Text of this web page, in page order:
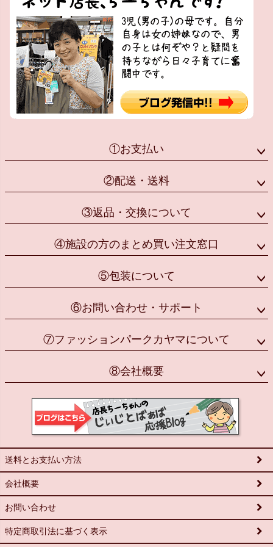
①お支払い
②配送・送料
③返品・交換について
④施設の方のまとめ買い注文窓口
⑤包装について
⑥お問い合わせ・サポート
⑦ファッションパークカヤマについて
⑧会社概要
送料とお支払い方法
会社概要
お問い合わせ
特定商取引法に基づく表示